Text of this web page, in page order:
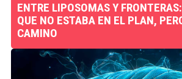
ENTRE LIPOSOMAS Y
QUE NO ESTABA EN EL PLAN,
CAMINO